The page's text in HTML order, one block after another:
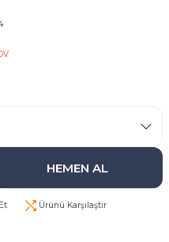
HEMEN AL
Ürünü Karşılaştır